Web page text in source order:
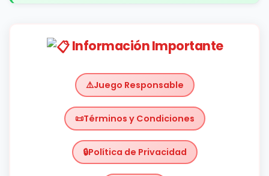
Información Importante
Juego Responsable
Términos y Condiciones
Política de Privacidad